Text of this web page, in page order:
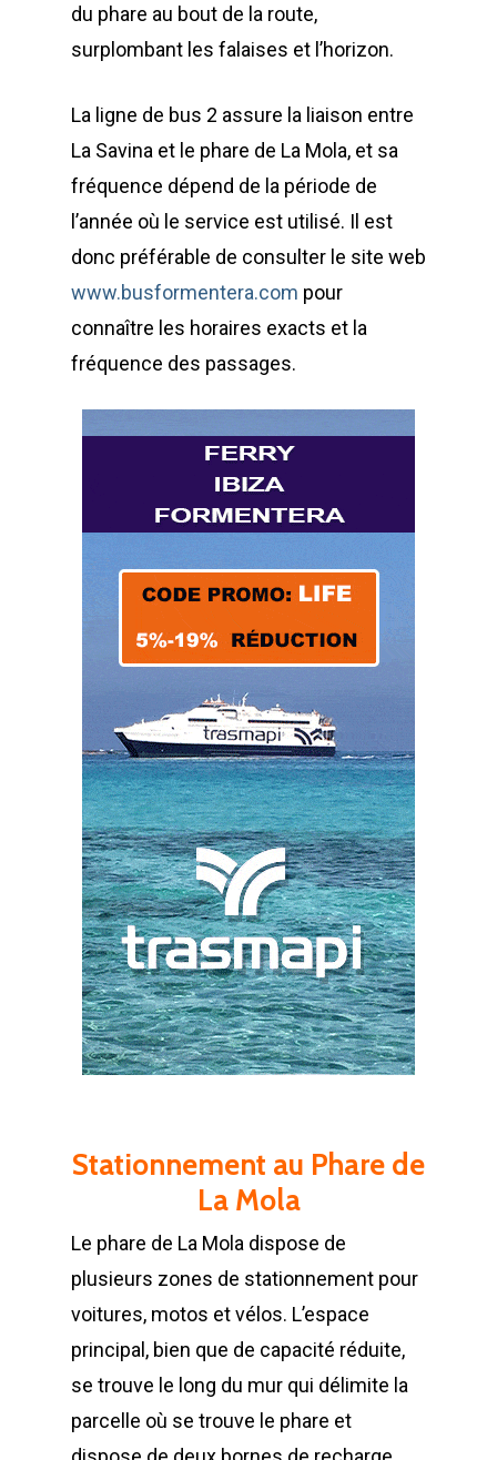
du phare au bout de la route,
surplombant les falaises et l’horizon.
La ligne de bus 2 assure la liaison entre
La Savina et le phare de La Mola, et sa
fréquence dépend de la période de
l’année où le service est utilisé. Il est
donc préférable de consulter le site web
www.busformentera.com pour
connaître les horaires exacts et la
fréquence des passages.
Stationnement au Phare de
La Mola
Le phare de La Mola dispose de
plusieurs zones de stationnement pour
voitures, motos et vélos. L’espace
principal, bien que de capacité réduite,
se trouve le long du mur qui délimite la
parcelle où se trouve le phare et